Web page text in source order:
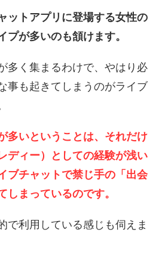
ットアプリに登場する女性の
プが多いのも頷けます。
多く集まるわけで、やはり必
事も起きてしまうのがライブ
多いということは、それだけ
ディー）としての経験が浅い
ブチャットで禁じ手の「出会
しまっているのです。
で利用している感じも伺えま